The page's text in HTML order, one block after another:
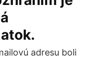
adresu boli